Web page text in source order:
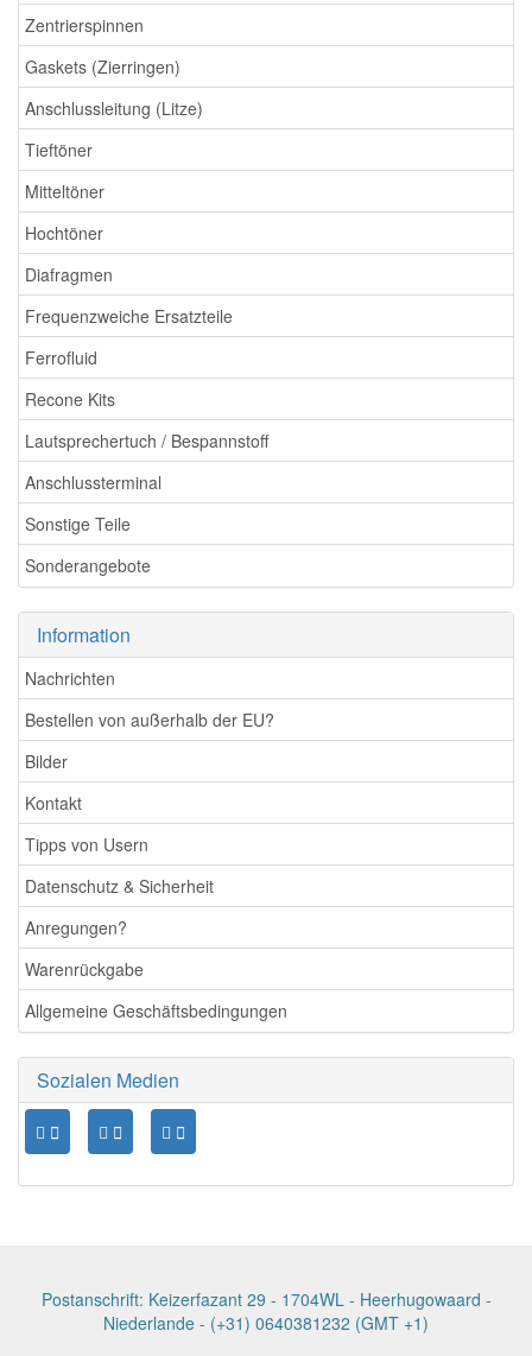
Zentrierspinnen
Gaskets (Zierringen)
Anschlussleitung (Litze)
Tieftöner
Mitteltöner
Hochtöner
Diafragmen
Frequenzweiche Ersatzteile
Ferrofluid
Recone Kits
Lautsprechertuch / Bespannstoff
Anschlussterminal
Sonstige Teile
Sonderangebote
Information
Nachrichten
Bestellen von außerhalb der EU?
Bilder
Kontakt
Tipps von Usern
Datenschutz & Sicherheit
Anregungen?
Warenrückgabe
Allgemeine Geschäftsbedingungen
Sozialen Medien
Postanschrift: Keizerfazant 29 - 1704WL - Heerhugowaard -
Niederlande - (+31) 0640381232 (GMT +1)